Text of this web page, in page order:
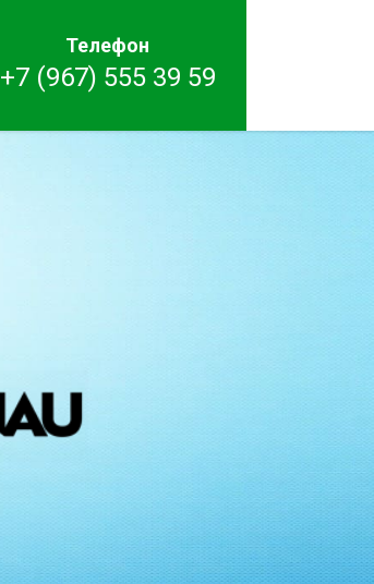
Телефон
+7 (967) 555 39 59